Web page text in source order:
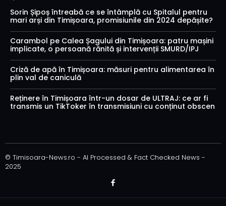
Sorin Șipoș întreabă ce se întâmplă cu Spitalul pentru
mari arși din Timișoara, promisiunile din 2024 depășite?
Carambol pe Calea Șagului din Timișoara: patru mașini
implicate, o persoană rănită și intervenții SMURD/IPJ
Criză de apă în Timișoara: măsuri pentru alimentarea în
plin val de caniculă
Reținere în Timișoara într-un dosar de ULTRAJ: ce ar fi
transmis un TikToker în transmisiuni cu conținut obscen
© Timisoara-News.ro - AI Processed & Fact Checked News -
2025